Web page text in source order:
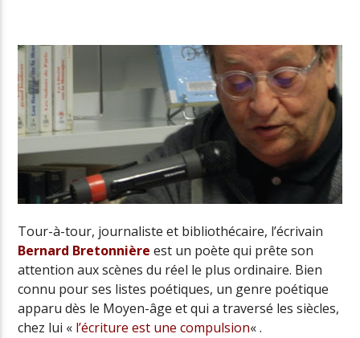
Radio Univers
Tour-à-tour, journaliste et bibliothécaire, l’écrivain
Bernard Bretonnière est un poète qui prête son
attention aux scènes du réel le plus ordinaire. Bien
connu pour ses listes poétiques, un genre poétique
apparu dès le Moyen-âge et qui a traversé les siècles,
chez lui « l’écriture est une compulsion« .